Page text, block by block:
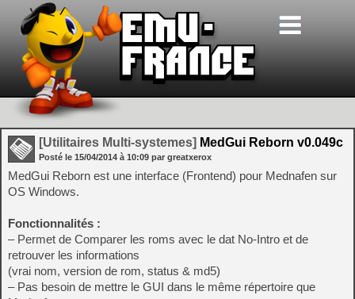
[Utilitaires Multi-systemes] MedGui Reborn v0.049c
Posté le 15/04/2014 à 10:09 par greatxerox
MedGui Reborn est une interface (Frontend) pour Mednafen sur
OS Windows.
Fonctionnalités :
– Permet de Comparer les roms avec le dat No-Intro et de
retrouver les informations
(vrai nom, version de rom, status & md5)
– Pas besoin de mettre le GUI dans le même répertoire que